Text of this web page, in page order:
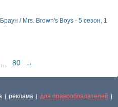
/ Mrs. Brown's Boys - 5 сезон, 1
80 →
| реклама | для правообладателей |